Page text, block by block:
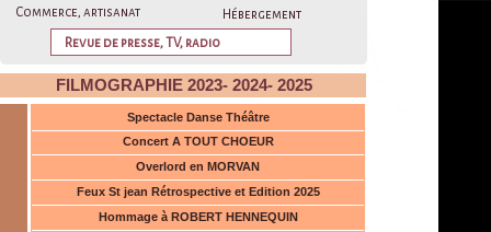
Spectacle Danse Théâtre
Concert A TOUT CHOEUR
Overlord en MORVAN
Feux St jean Rétrospective et Edition 2025
Hommage à ROBERT HENNEQUIN
FILMOGRAPHIE 2023- 2024- 2025
Commerce, artisanat
Hébergement
Revue de presse, TV, radio